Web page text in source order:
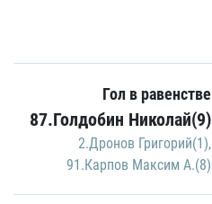
Гол в равенстве
87.Голдобин Николай(9)
2.Дронов Григорий(1),
91.Карпов Максим А.(8)